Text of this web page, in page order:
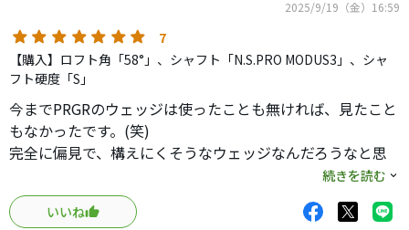
2025/9/19（金）16:59
7
【購入】ロフト角「58°」、シャフト「N.S.PRO MODUS3」、シャ
フト硬度「S」
今までPRGRのウェッジは使ったことも無ければ、見たこと
もなかったです。(笑)
完全に偏見で、構えにくそうなウェッジなんだろうなと思
めっちゃイメージ出そうな顔！
ボーケイからすんなりスイッチしてしまいました。
続きを読む
いいね